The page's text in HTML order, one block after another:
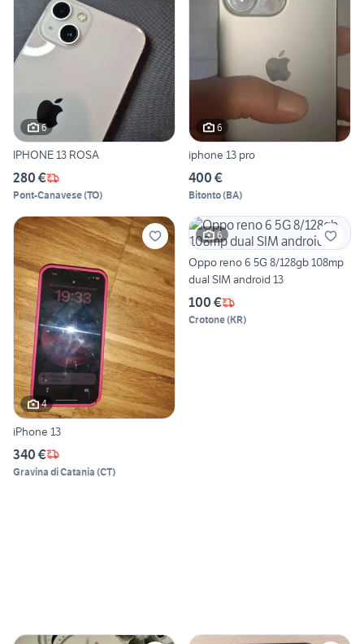
6
IPHONE 13 ROSA
280 €
Pont-Canavese(TO)
6
iphone 13 pro
400 €
Bitonto(BA)
4
iPhone 13
340 €
Gravina di Catania (CT)
6
Oppo reno 6 5G 8/128gb 108mp
dual SIM android 13
100 €
Crotone(KR)